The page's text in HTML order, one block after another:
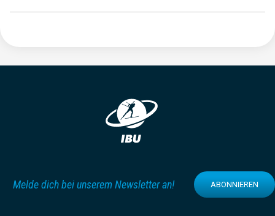
Melde dich bei unserem Newsletter an! ABONNIEREN